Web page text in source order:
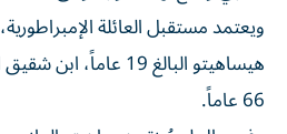
هيساهيتو البالغ 19 عاماً،
66 عاماً.
وفي حال لم يُرزق هيساهيتو العازب